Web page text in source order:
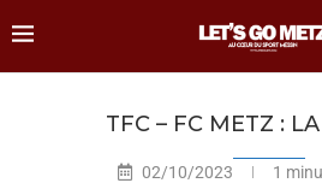
TFC – FC METZ :
02/10/2023 1